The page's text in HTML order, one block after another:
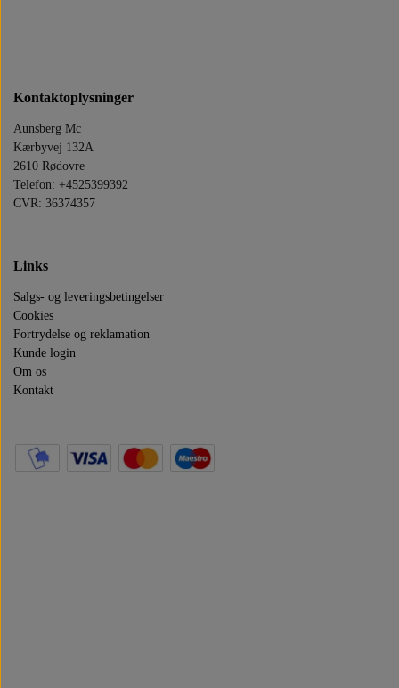
Kontaktoplysninger
Aunsberg Mc
Kærbyvej 132A
2610 Rødovre
Telefon: +4525399392
CVR: 36374357
Links
Salgs- og leveringsbetingelser
Cookies
Fortrydelse og reklamation
Kunde login
Om os
Kontakt